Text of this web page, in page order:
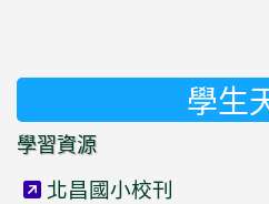
學生
學習資源
北昌國小校刊